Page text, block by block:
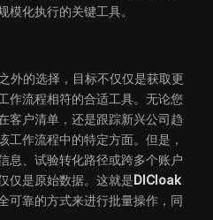
模化执行的关键工具。
之外的选择，目标不仅仅是获取更
流程相符的合适工具。无论您
客户清单，还是跟踪新兴公司趋
工作流程中的特定方面。但是，
、试验转化路径或跨多个账户
是原始数据。这就是DICloak
可靠的方式来进行批量操作，同